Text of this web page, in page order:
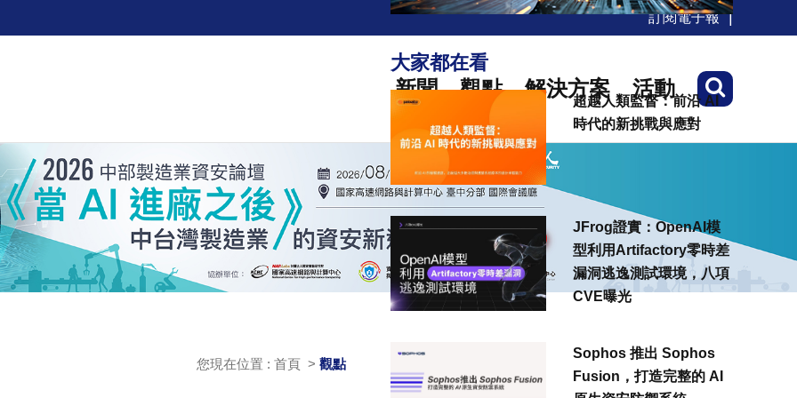
訂閱電子報
新聞 觀點 解決方案 活動
您現在位置 : 首頁 > 觀點
大家都在看
超越人類監督：前沿 AI
時代的新挑戰與應對
JFrog證實：OpenAI模
型利用Artifactory零時差
漏洞逃逸測試環境，八項
CVE曝光
Sophos 推出 Sophos
Fusion，打造完整的 AI